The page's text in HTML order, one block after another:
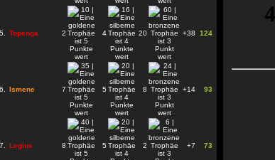
5. Topenga 2 4 20 +38 124
6. Ismene 7 5 8 +14 93
7. Legius 8 5 2 +7 73